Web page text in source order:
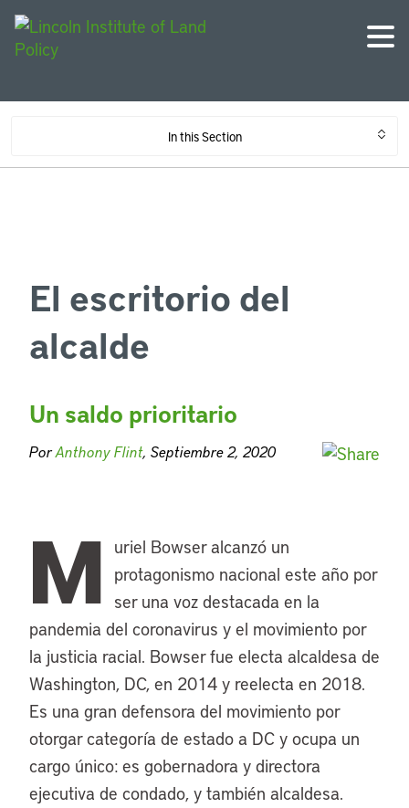
In this Section
El escritorio del
alcalde
Un saldo prioritario
PorAnthony Flint, Septiembre 2, 2020
M uriel Bowser alcanzó un
protagonismo nacional este año por
ser una voz destacada en la
pandemia del coronavirus y el movimiento por
la justicia racial. Bowser fue electa alcaldesa de
Washington, DC, en 2014 y reelecta en 2018.
Es una gran defensora del movimiento por
otorgar categoría de estado a DC y ocupa un
cargo único: es gobernadora y directora
ejecutiva de condado, y también alcaldesa.